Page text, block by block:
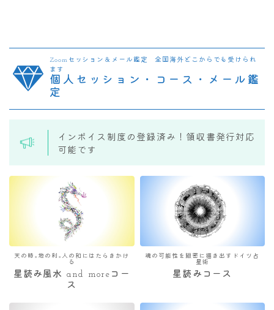
Zoomセッション＆メール鑑定 全国海外どこからでも受けられ
ます
個人セッション・コース・メール鑑
定
インボイス制度の登録済み！領収書発行対応
可能です
天の時×地の利×人の和にはたらきかけ
る
星読み風水 and moreコー
ス
魂の可能性を緻密に描き出すドイツ占
星術
星読みコース